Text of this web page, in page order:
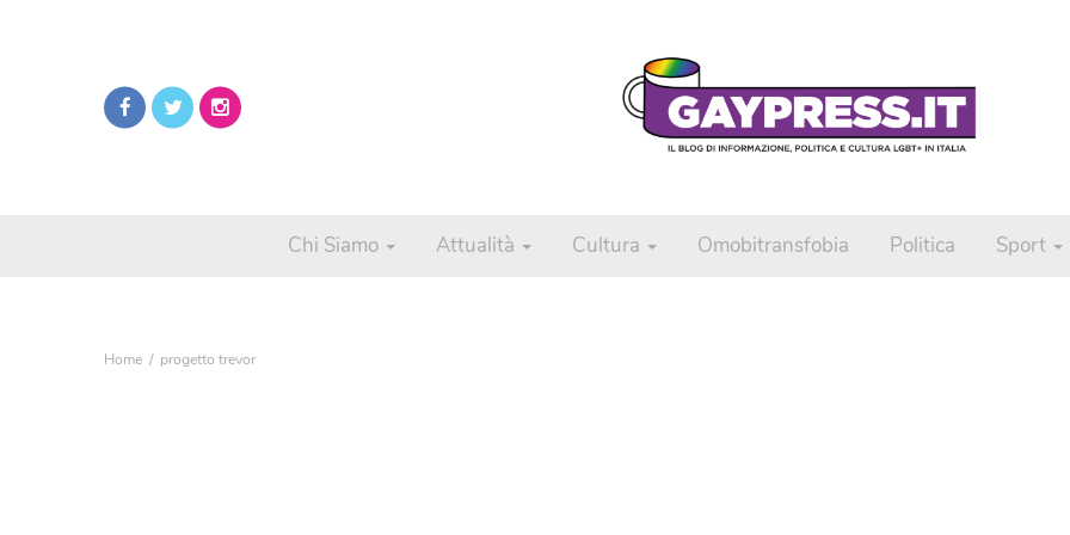
Chi Siamo Attualità Cultura Omobitransfobia Politica Sport
Home progetto trevor